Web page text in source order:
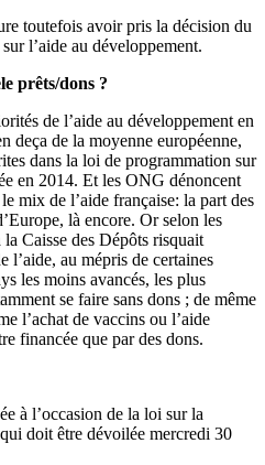
toutefois avoir pris la décision du
l’aide au développement.
prêts/dons ?
de l’aide au développement en
deça de la moyenne européenne,
dans la loi de programmation sur
en 2014. Et les ONG dénoncent
mix de l’aide française: la part des
là encore. Or selon les
Caisse des Dépôts risquait
l’aide, au mépris de certaines
les moins avancés, les plus
se faire sans dons ; de même
l’achat de vaccins ou l’aide
financée que par des dons.
à l’occasion de la loi sur la
doit être dévoilée mercredi 30